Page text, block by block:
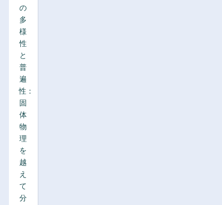
の
多
様
性
と
普
遍
性：
固
体
物
理
を
越
え
て
分